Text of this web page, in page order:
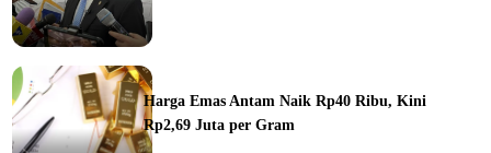
Harga Emas Antam Naik Rp40 Ribu, Kini
Rp2,69 Juta per Gram